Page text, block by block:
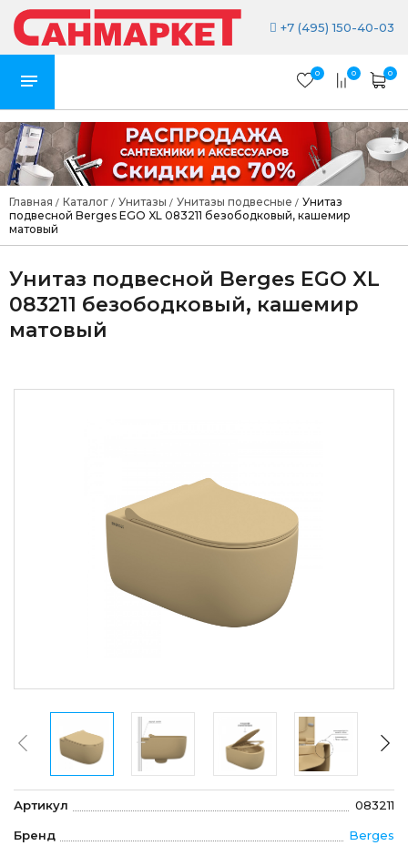
+7 (495) 150-40-03
0 0 0
Главная / Каталог / Унитазы / Унитазы подвесные / Унитаз
подвесной Berges EGO XL 083211 безободковый, кашемир
матовый
Унитаз подвесной Berges EGO XL
083211 безободковый, кашемир
матовый
Артикул 083211
Бренд Berges